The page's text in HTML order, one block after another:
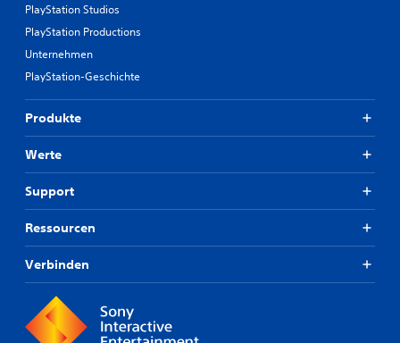
PlayStation Studios
PlayStation Productions
Unternehmen
PlayStation-Geschichte
Produkte
Werte
Support
Ressourcen
Verbinden